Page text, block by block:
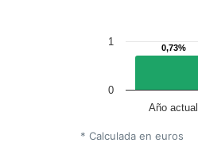
0,73%
0,73%
Año actual
0
1
* Calculada en euros